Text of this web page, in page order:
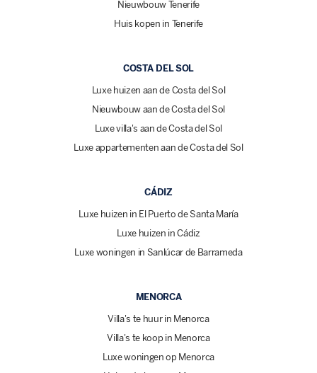
Nieuwbouw Tenerife
Huis kopen in Tenerife
COSTA DEL SOL
Luxe huizen aan de Costa del Sol
Nieuwbouw aan de Costa del Sol
Luxe villa's aan de Costa del Sol
Luxe appartementen aan de Costa del Sol
CÁDIZ
Luxe huizen in El Puerto de Santa María
Luxe huizen in Cádiz
Luxe woningen in Sanlúcar de Barrameda
MENORCA
Villa's te huur in Menorca
Villa's te koop in Menorca
Luxe woningen op Menorca